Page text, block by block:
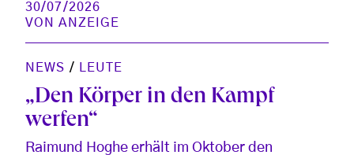
30/07/2026
VONANZEIGE
NEWS / LEUTE
„Den Körper in den Kampf
werfen“
Raimund Hoghe erhält im Oktober den